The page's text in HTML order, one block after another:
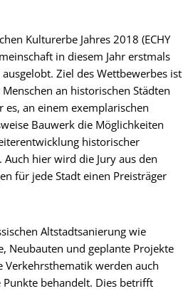
Kulturerbe Jahres 2018 (ECHY
in diesem Jahr erstmals
Ziel des Wettbewerbes ist
an historischen Städten
es, an einem exemplarischen
Bauwerk die Möglichkeiten
historischer
Auch hier wird die Jury aus den
für jede Stadt einen Preisträger
Altstadtsanierung wie
Neubauten und geplante Projekte
Verkehrsthematik werden auch
behandelt. Dies betrifft